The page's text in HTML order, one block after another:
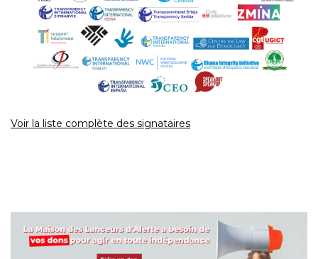
Voir la liste complète des signataires